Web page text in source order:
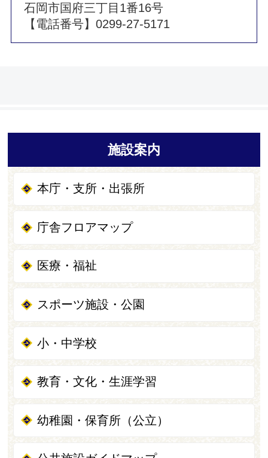
石岡市国府三丁目1番16号
【電話番号】0299-27-5171
施設案内
本庁・支所・出張所
庁舎フロアマップ
医療・福祉
スポーツ施設・公園
小・中学校
教育・文化・生涯学習
幼稚園・保育所（公立）